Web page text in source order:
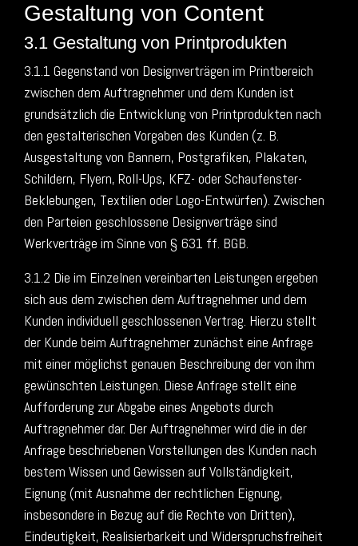
Gestaltung von Content
3.1 Gestaltung von Printprodukten
3.1.1 Gegenstand von Designverträgen im Printbereich
zwischen dem Auftragnehmer und dem Kunden ist
grundsätzlich die Entwicklung von Printprodukten nach
den gestalterischen Vorgaben des Kunden (z. B.
Ausgestaltung von Bannern, Postgrafiken, Plakaten,
Schildern, Flyern, Roll-Ups, KFZ- oder Schaufenster-
Beklebungen, Textilien oder Logo-Entwürfen). Zwischen
den Parteien geschlossene Designverträge sind
Werkverträge im Sinne von § 631 ff. BGB.
3.1.2 Die im Einzelnen vereinbarten Leistungen ergeben
sich aus dem zwischen dem Auftragnehmer und dem
Kunden individuell geschlossenen Vertrag. Hierzu stellt
der Kunde beim Auftragnehmer zunächst eine Anfrage
mit einer möglichst genauen Beschreibung der von ihm
gewünschten Leistungen. Diese Anfrage stellt eine
Aufforderung zur Abgabe eines Angebots durch
Auftragnehmer dar. Der Auftragnehmer wird die in der
Anfrage beschriebenen Vorstellungen des Kunden nach
bestem Wissen und Gewissen auf Vollständigkeit,
Eignung (mit Ausnahme der rechtlichen Eignung,
insbesondere in Bezug auf die Rechte von Dritten),
Eindeutigkeit, Realisierbarkeit und Widerspruchsfreiheit